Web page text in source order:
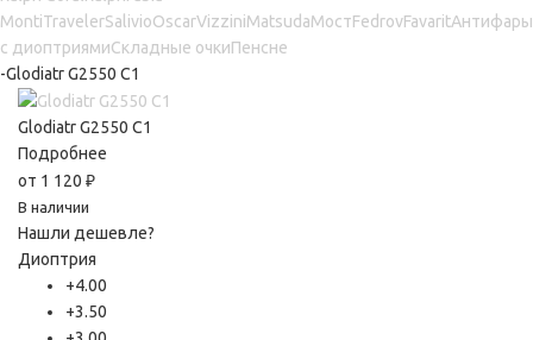
MontiTravelerSalivioOscarVizziniMatsudaМостFedrovFavaritАнтифары
с диоптриямиСкладные очкиПенсне
-Glodiatr G2550 C1
Glodiatr G2550 C1
Подробнее
от 1 120 ₽
В наличии
Нашли дешевле?
Диоптрия
+4.00
+3.50